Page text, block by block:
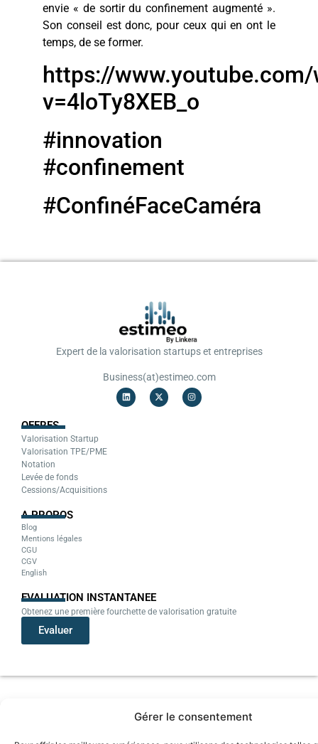
Gérer le consentement
envie « de sortir du confinement augmenté ».
Son conseil est donc, pour ceux qui en ont le
temps, de se former.
https://
v=4loTy8XEB_o
#innovation
#confinement
#ConfinéFaceCaméra
Expert de la valorisation startups et entreprises
Business(at)estimeo.com
OFFRES
Valorisation Startup
Valorisation TPE/PME
Notation
Levée de fonds
Cessions/Acquisitions
A PROPOS
Blog
Mentions légales
CGU
CGV
English
EVALUATION INSTANTANEE
Obtenez une première fourchette de valorisation gratuite
Evaluer